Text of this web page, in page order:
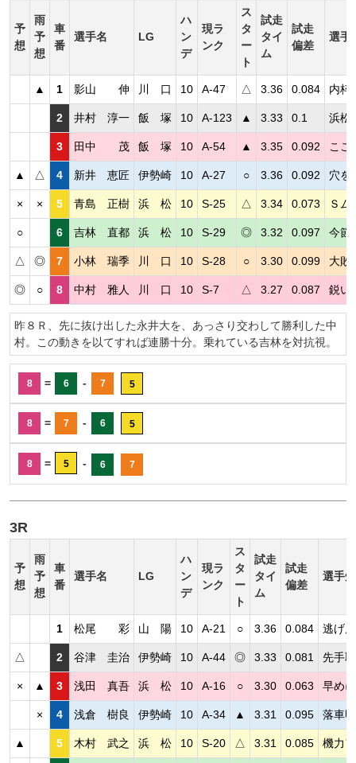
予
想
雨
予
想
車
番
選手名 LG
ハ
ン
デ
現ラ
ンク
ス
タ
ー
ト
試走
タイ
ム
試走
偏差
選手
▲ 1 影山 伸 川 口 10 A-47 △ 3.36 0.084 内枠
2 井村 淳一 飯 塚 10 A-123 ▲ 3.33 0.1 浜松
3 田中 茂 飯 塚 10 A-54 ▲ 3.35 0.092 ここ
▲ △ 4 新井 恵匠 伊勢崎 10 A-27 ○ 3.36 0.092 穴を
× × 5 青島 正樹 浜 松 10 S-25 △ 3.34 0.073 Ｓム
○ 6 吉林 直都 浜 松 10 S-29 ◎ 3.32 0.097 今節
△ ◎ 7 小林 瑞季 川 口 10 S-28 ○ 3.30 0.099 大敗
◎ ○ 8 中村 雅人 川 口 10 S-7 △ 3.27 0.087 鋭い
昨８Ｒ、先に抜け出した永井大を、あっさり交わして勝利した中
村。この動きを以てすれば連勝十分。乗れている吉林を対抗視。
8 = 6 - 7 5
8 = 7 - 6 5
8 = 5 - 6 7
3R
予
想
雨
予
想
車
番
選手名 LG
ハ
ン
デ
現ラ
ンク
ス
タ
ー
ト
試走
タイ
ム
試走
偏差
選手
1 松尾 彩 山 陽 10 A-21 ○ 3.36 0.084 逃げ
△ 2 谷津 圭治 伊勢崎 10 A-44 ◎ 3.33 0.081 先手
× ▲ 3 浅田 真吾 浜 松 10 A-16 ○ 3.30 0.063 早め
× 4 浅倉 樹良 伊勢崎 10 A-34 ▲ 3.31 0.095 落車
▲ 5 木村 武之 浜 松 10 S-20 △ 3.31 0.085 機力